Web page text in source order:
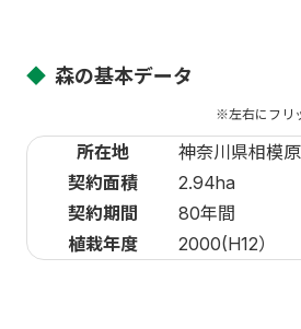
◆ 森の基本データ
所在地
神奈川県相模
契約面積
2.94ha
契約期間
80年間
植栽年度
2000(H12）